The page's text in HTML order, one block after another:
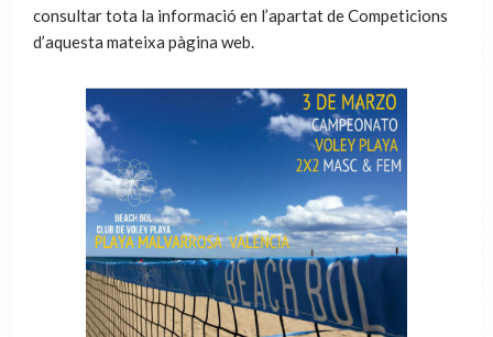
consultar tota la informació en l’apartat de Competicions
d’aquesta mateixa pàgina web.